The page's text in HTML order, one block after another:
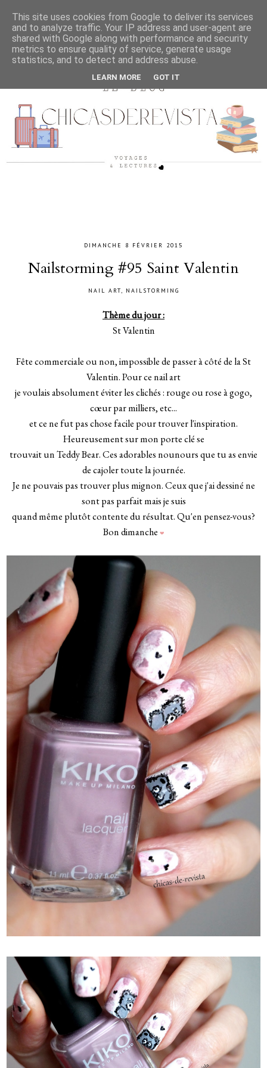
DIMANCHE 8 FÉVRIER 2015
Nailstorming #95 Saint Valentin
NAIL ART, NAILSTORMING
Thème du jour :
St Valentin
Fête commerciale ou non, impossible de passer à côté de la St
Valentin. Pour ce nail art
je voulais absolument éviter les clichés : rouge ou rose à gogo,
cœur par milliers, etc...
et ce ne fut pas chose facile pour trouver l'inspiration.
Heureusement sur mon porte clé se
trouvait un Teddy Bear. Ces adorables nounours que tu as envie
de cajoler toute la journée.
Je ne pouvais pas trouver plus mignon. Ceux que j'ai dessiné ne
sont pas parfait mais je suis
quand même plutôt contente du résultat. Qu'en pensez-vous?
Bon dimanche ❤
This site uses cookies from Google to deliver its services
and to analyze traffic. Your IP address and user-agent are
shared with Google along with performance and security
metrics to ensure quality of service, generate usage
statistics, and to detect and address abuse.
LEARN MORE GOT IT